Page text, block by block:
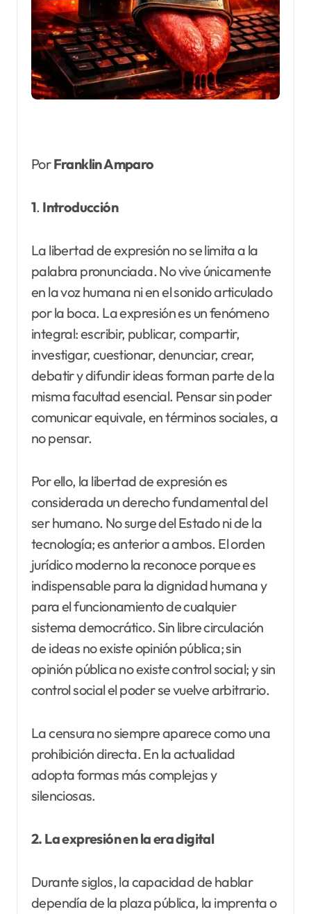
PorFranklin Amparo
1. Introducción
La libertad de expresión no se limita a la
palabra pronunciada. No vive únicamente
en la voz humana ni en el sonido articulado
por la boca. La expresión es un fenómeno
integral: escribir, publicar, compartir,
investigar, cuestionar, denunciar, crear,
debatir y difundir ideas forman parte de la
misma facultad esencial. Pensar sin poder
comunicar equivale, en términos sociales, a
no pensar.
Por ello, la libertad de expresión es
considerada un derecho fundamental del
ser humano. No surge del Estado ni de la
tecnología; es anterior a ambos. El orden
jurídico moderno la reconoce porque es
indispensable para la dignidad humana y
para el funcionamiento de cualquier
sistema democrático. Sin libre circulación
de ideas no existe opinión pública; sin
opinión pública no existe control social; y sin
control social el poder se vuelve arbitrario.
La censura no siempre aparece como una
prohibición directa. En la actualidad
adopta formas más complejas y
silenciosas.
2. La expresión en la era digital
Durante siglos, la capacidad de hablar
dependía de la plaza pública, la imprenta o